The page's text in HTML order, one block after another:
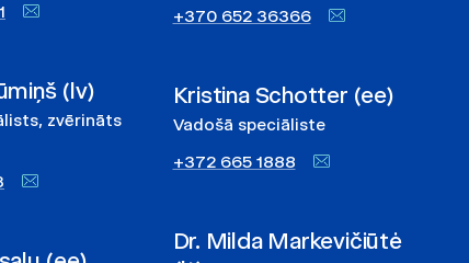
(lv)
zvērināts
+370 652 36366
Kristina Schotter (ee)
Vadošā speciāliste
+372 665 1888
Dr. Milda Markevičiūtė